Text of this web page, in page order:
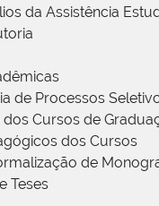
da Assistência
de Processos
Cursos de
dos Cursos
de
Teses